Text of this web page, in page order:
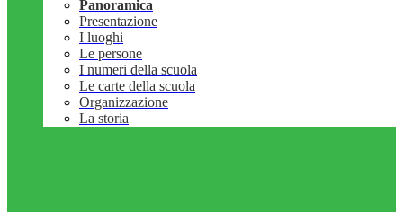
Panoramica
Presentazione
I luoghi
Le persone
I numeri della scuola
Le carte della scuola
Organizzazione
La storia